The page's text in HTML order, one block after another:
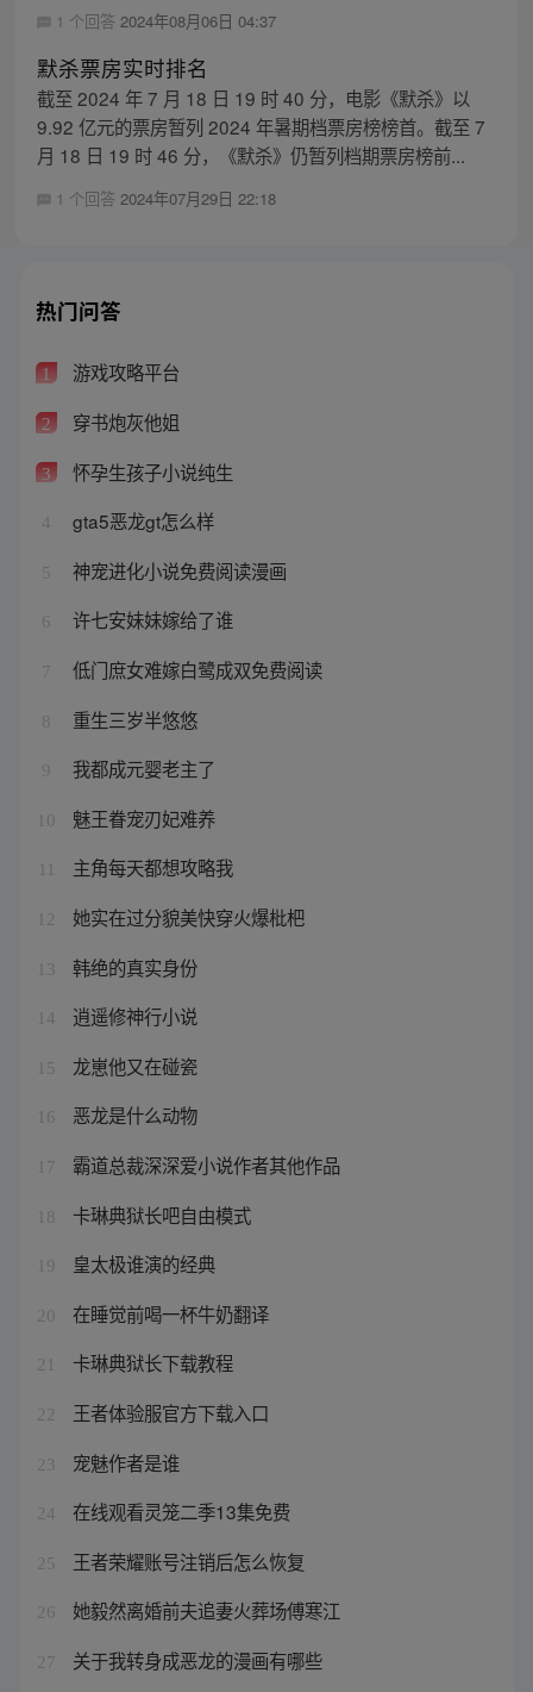
1 个回答 2024年08月06日 04:37
默杀票房实时排名
截至 2024 年 7 月 18 日 19 时 40 分，电影《默杀》以
9.92 亿元的票房暂列 2024 年暑期档票房榜榜首。截至 7
月 18 日 19 时 46 分，《默杀》仍暂列档期票房榜前...
1 个回答 2024年07月29日 22:18
热门问答
1 游戏攻略平台
2 穿书炮灰他姐
3 怀孕生孩子小说纯生
4 gta5恶龙gt怎么样
5 神宠进化小说免费阅读漫画
6 许七安妹妹嫁给了谁
7 低门庶女难嫁白鹭成双免费阅读
8 重生三岁半悠悠
9 我都成元婴老主了
10 魅王眷宠刃妃难养
主角每天都想攻略我
12 她实在过分貌美快穿火爆枇杷
13 韩绝的真实身份
14 逍遥修神行小说
15 龙崽他又在碰瓷
16 恶龙是什么动物
17 霸道总裁深深爱小说作者其他作品
18 卡琳典狱长吧自由模式
19 皇太极谁演的经典
20 在睡觉前喝一杯牛奶翻译
21 卡琳典狱长下载教程
22 王者体验服官方下载入口
23 宠魅作者是谁
24 在线观看灵笼二季13集免费
25 王者荣耀账号注销后怎么恢复
26 她毅然离婚前夫追妻火葬场傅寒江
27 关于我转身成恶龙的漫画有哪些